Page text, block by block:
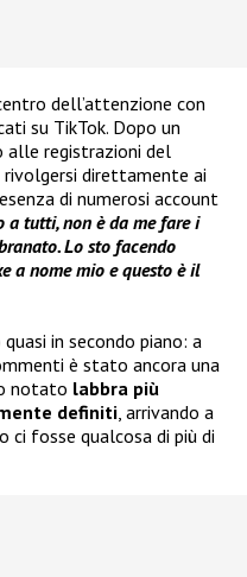
dell’attenzione con
su TikTok. Dopo un
alle registrazioni del
direttamente ai
di numerosi account
a tutti, non è da me fare i
Lo sto facendo
a nome mio e questo è il
in secondo piano: a
è stato ancora una
notato labbra più
definiti, arrivando a
ci fosse qualcosa di più di